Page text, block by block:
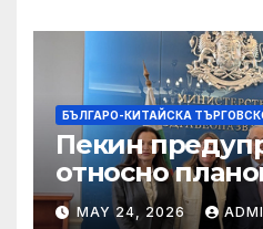
БЪЛГАРО-КИТАЙСКА
Пекин
относно
насочване към
MAY 24, 2026